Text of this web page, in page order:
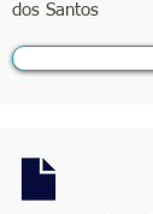
dos Santos